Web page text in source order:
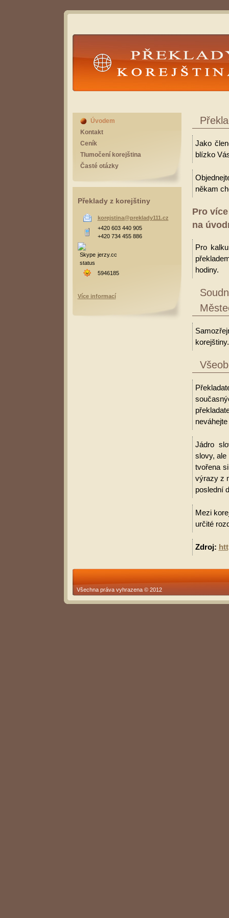
Překlady Korejština
Jako
blízko
někam
Pro
na
Pro
hodiny.
korejštiny.
Jádro
slovy, ale
tvořena
výrazy z
poslední
Mezi
určité
Zdroj:
Úvodem
Kontakt
Ceník
Tlumočení korejština
Časté otázky
Překlady z korejštiny
korejstina@preklady111.cz
+420 603 440 905
+420 734 455 886
jerzy.cc
5946185
Více informací
Všechna práva vyhrazena © 2012